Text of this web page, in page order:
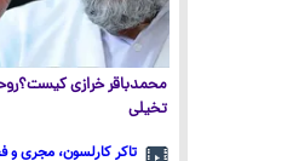
محمدباقر خرازی
تخیلی
تاکر کارلسون، مجری و